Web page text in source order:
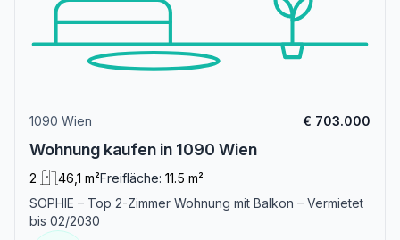
1090 Wien € 703.000
Wohnung kaufen in 1090 Wien
2 46,1 m²Freifläche: 11.5 m²
SOPHIE – Top 2-Zimmer Wohnung mit Balkon – Vermietet
bis 02/2030